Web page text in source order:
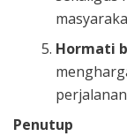
Hormati
Penutup